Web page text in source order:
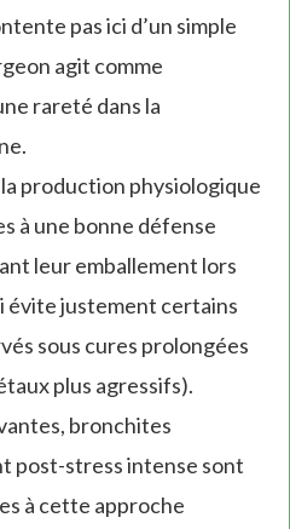
pas ici d’un simple
agit comme
rareté dans la
production physiologique
à une bonne défense
leur emballement lors
évite justement certains
sous cures prolongées
plus agressifs).
bronchites
post-stress intense sont
à cette approche